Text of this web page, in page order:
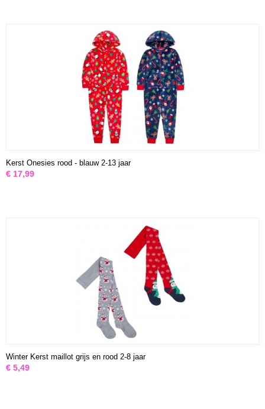
Kerst Onesies rood - blauw 2-13 jaar
€ 17,99
Winter Kerst maillot grijs en rood 2-8 jaar
€ 5,49